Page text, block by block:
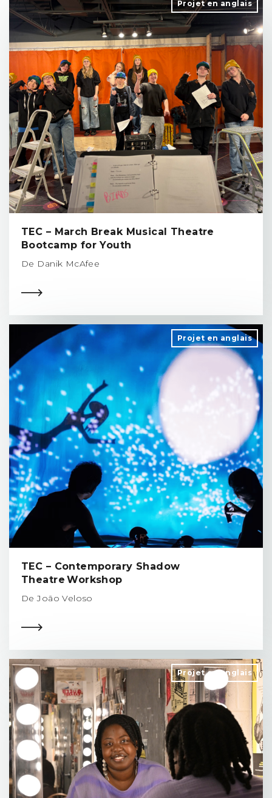
Projet en anglais
TEC – March Break Musical Theatre
Bootcamp for Youth
De Danik McAfee
Projet en anglais
TEC – Contemporary Shadow
Theatre Workshop
De João Veloso
Projet en anglais